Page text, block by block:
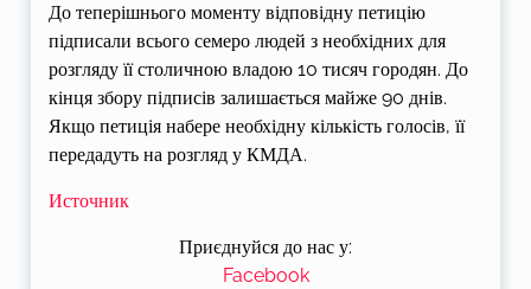
До теперішнього моменту відповідну петицію
підписали всього семеро людей з необхідних для
розгляду її столичною владою 10 тисяч городян. До
кінця збору підписів залишається майже 90 днів.
Якщо петиція набере необхідну кількість голосів, її
передадуть на розгляд у КМДА.
Источник
Приєднуйся до нас у:
Facebook